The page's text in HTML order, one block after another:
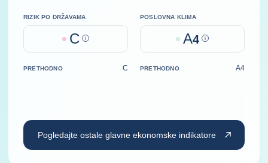
RIZIK PO DRŽAVAMA
C Help
POSLOVNA KLIMA
A4 Help
PRETHODNO C PRETHODNO A4
Pogledajte ostale glavne ekonomske indikatore